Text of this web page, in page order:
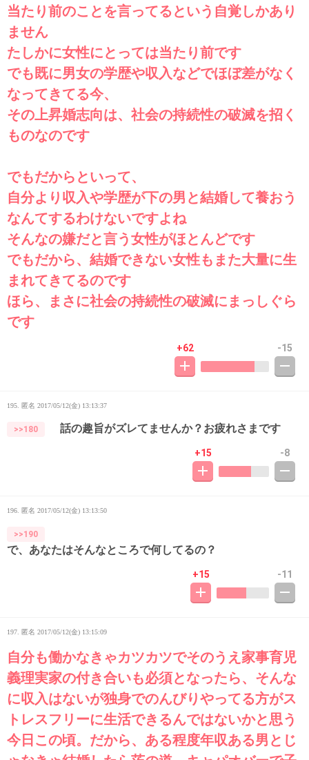
当たり前のことを言ってるという自覚しかあり
ません
たしかに女性にとっては当たり前です
でも既に男女の学歴や収入などでほぼ差がなく
なってきてる今、
その上昇婚志向は、社会の持続性の破滅を招く
ものなのです
でもだからといって、
自分より収入や学歴が下の男と結婚して養おう
なんてするわけないですよね
そんなの嫌だと言う女性がほとんどです
でもだから、結婚できない女性もまた大量に生
まれてきてるのです
ほら、まさに社会の持続性の破滅にまっしぐら
です
+62 -15
195. 匿名 2017/05/12(金) 13:13:37
>>180 話の趣旨がズレてませんか？お疲れさまです
+15 -8
196. 匿名 2017/05/12(金) 13:13:50
>>190
で、あなたはそんなところで何してるの？
+15 -11
197. 匿名 2017/05/12(金) 13:15:09
自分も働かなきゃカツカツでそのうえ家事育児
義理実家の付き合いも必須となったら、そんな
に収入はないが独身でのんびりやってる方がス
トレスフリーに生活できるんではないかと思う
今日この頃。だから、ある程度年収ある男とじ